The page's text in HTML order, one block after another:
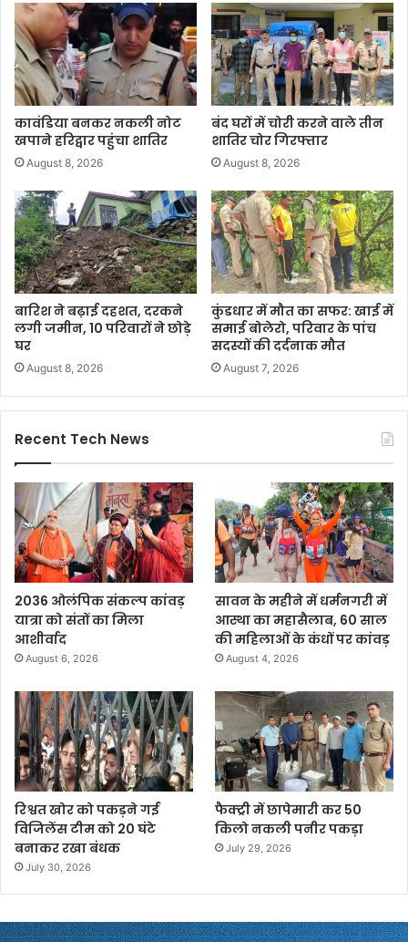
कावंडिया बनकर नकली नोट
खपाने हरिद्वार पहुंचा शातिर
August 8, 2026
बंद घरों में चोरी करने वाले तीन
शातिर चोर गिरफ्तार
August 8, 2026
बारिश ने बढ़ाई दहशत, दरकने
लगी जमीन, 10 परिवारों ने छोड़े
घर
August 8, 2026
कुंडधार में मौत का सफर: खाई में
समाई बोलेरो, परिवार के पांच
सदस्यों की दर्दनाक मौत
August 7, 2026
Recent Tech News
2036 ओलंपिक संकल्प कांवड़
यात्रा को संतों का मिला
आशीर्वाद
August 6, 2026
सावन के महीने में धर्मनगरी में
आस्था का महासैलाब, 60 साल
की महिलाओं के कंधों पर कांवड़
August 4, 2026
रिश्वत खोर को पकड़ने गई
विजिलेंस टीम को 20 घंटे
बनाकर रखा बंधक
July 30, 2026
फैक्ट्री में छापेमारी कर 50
किलो नकली पनीर पकड़ा
July 29, 2026